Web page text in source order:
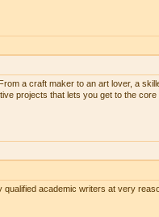
a craft maker to an art lover, a
projects that lets you get to the core
academic writers at very